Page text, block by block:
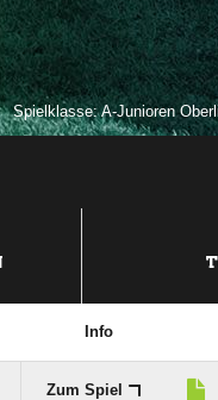
Spielklasse: A-Junioren
Info
Zum Spiel